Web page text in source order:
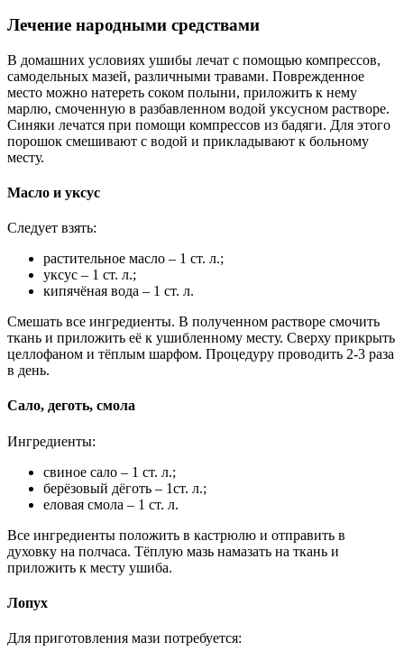
Лечение народными средствами
В домашних условиях ушибы лечат с помощью компрессов,
самодельных мазей, различными травами. Поврежденное
место можно натереть соком полыни, приложить к нему
марлю, смоченную в разбавленном водой уксусном растворе.
Синяки лечатся при помощи компрессов из бадяги. Для этого
порошок смешивают с водой и прикладывают к больному
месту.
Масло и уксус
Следует взять:
растительное масло – 1 ст. л.;
уксус – 1 ст. л.;
кипячёная вода – 1 ст. л.
Смешать все ингредиенты. В полученном растворе смочить
ткань и приложить её к ушибленному месту. Сверху прикрыть
целлофаном и тёплым шарфом. Процедуру проводить 2-3 раза
в день.
Сало, деготь, смола
Ингредиенты:
свиное сало – 1 ст. л.;
берёзовый дёготь – 1ст. л.;
еловая смола – 1 ст. л.
Все ингредиенты положить в кастрюлю и отправить в
духовку на полчаса. Тёплую мазь намазать на ткань и
приложить к месту ушиба.
Лопух
Для приготовления мази потребуется: